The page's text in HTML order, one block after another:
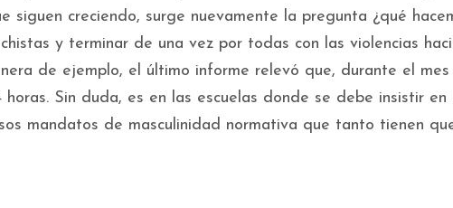
siguen creciendo, surge nuevamente la pregunta ¿qué
y terminar de una vez por todas con las violencias
de ejemplo, el último informe relevó que, durante el
Sin duda, es en las escuelas donde se debe insistir en
mandatos de masculinidad normativa que tanto tienen